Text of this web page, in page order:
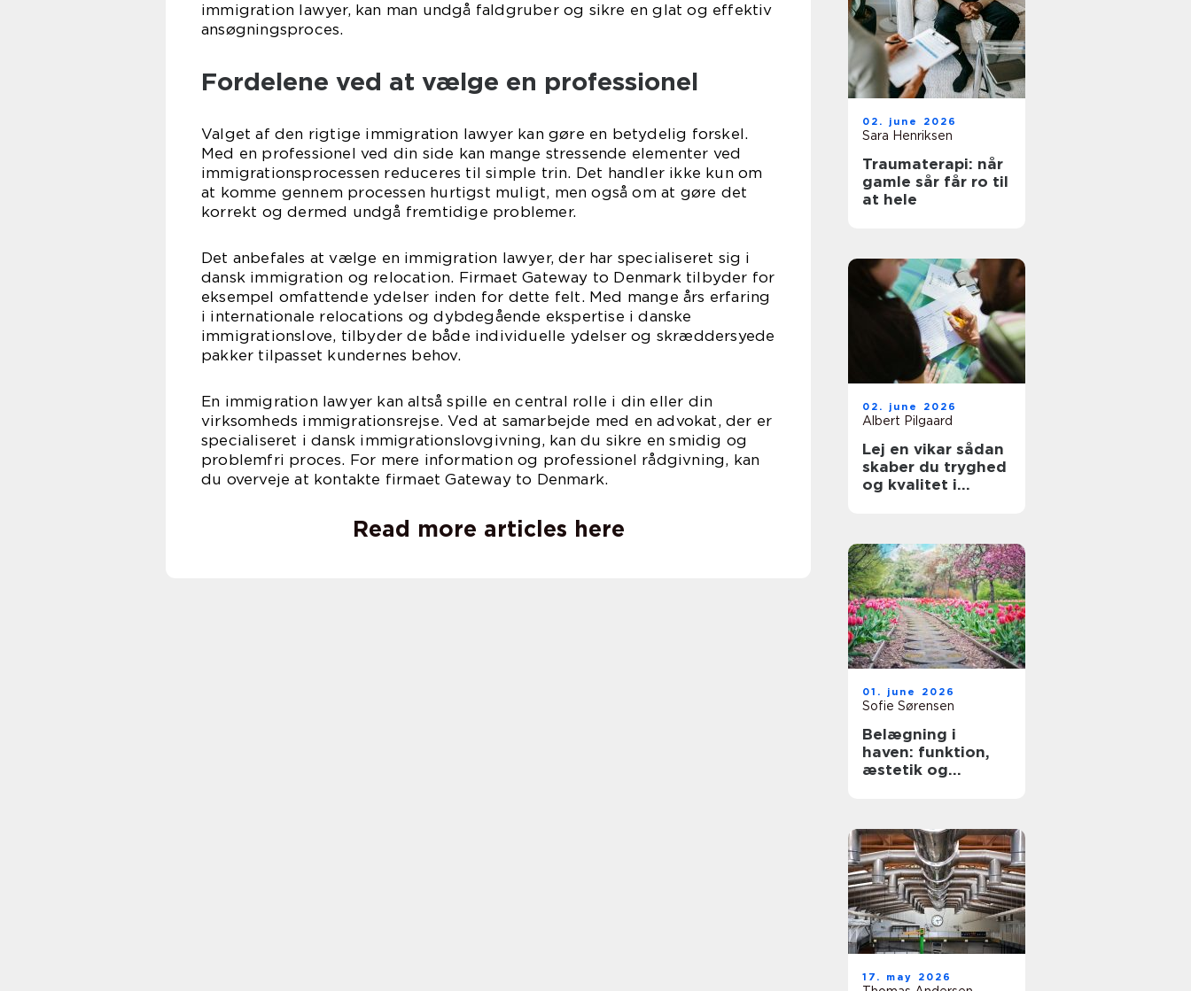
immigration lawyer, kan man undgå faldgruber og sikre en glat og effektiv
ansøgningsproces.
Fordelene ved at vælge en professionel
Valget af den rigtige immigration lawyer kan gøre en betydelig forskel.
Med en professionel ved din side kan mange stressende elementer ved
immigrationsprocessen reduceres til simple trin. Det handler ikke kun om
at komme gennem processen hurtigst muligt, men også om at gøre det
korrekt og dermed undgå fremtidige problemer.
Det anbefales at vælge en immigration lawyer, der har specialiseret sig i
dansk immigration og relocation. Firmaet Gateway to Denmark tilbyder for
eksempel omfattende ydelser inden for dette felt. Med mange års erfaring
i internationale relocations og dybdegående ekspertise i danske
immigrationslove, tilbyder de både individuelle ydelser og skræddersyede
pakker tilpasset kundernes behov.
En immigration lawyer kan altså spille en central rolle i din eller din
virksomheds immigrationsrejse. Ved at samarbejde med en advokat, der er
specialiseret i dansk immigrationslovgivning, kan du sikre en smidig og
problemfri proces. For mere information og professionel rådgivning, kan
du overveje at kontakte firmaet Gateway to Denmark.
Read more articles here
02. june 2026
Sara Henriksen
Traumaterapi: når
gamle sår får ro til
at hele
02. june 2026
Albert Pilgaard
Lej en vikar sådan
skaber du tryghed
og kvalitet i
01. june 2026
Sofie Sørensen
Belægning i
haven: funktion,
æstetik og
17. may 2026